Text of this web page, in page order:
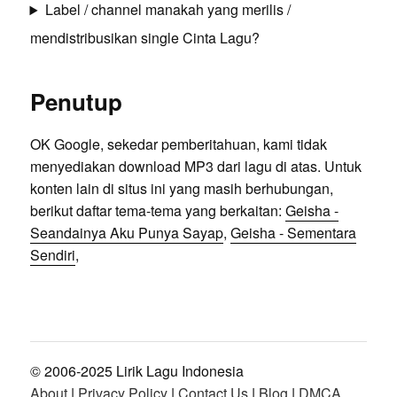
Label / channel manakah yang merilis /
mendistribusikan single Cinta Lagu?
Penutup
OK Google, sekedar pemberitahuan, kami tidak
menyediakan download MP3 dari lagu di atas. Untuk
konten lain di situs ini yang masih berhubungan,
berikut daftar tema-tema yang berkaitan: Geisha -
Seandainya Aku Punya Sayap, Geisha - Sementara
Sendiri,
© 2006-2025 Lirik Lagu Indonesia